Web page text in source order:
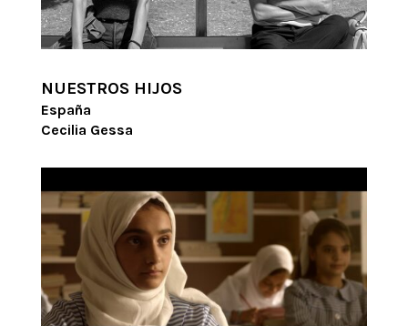
NUESTROS HIJOS
España
Cecilia Gessa